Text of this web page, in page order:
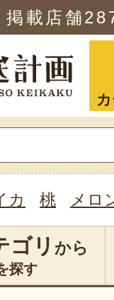
掲載店舗
カ 桃 メロ
ゴリ から
探す